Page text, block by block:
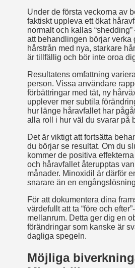
Under de första veckorna av
faktiskt uppleva ett ökat
normalt och kallas
att behandlingen börjar verka
hårstrån med nya, starkare
är tillfällig och bör inte oroa
Resultatens omfattning
person. Vissa användare
förbättringar med tät, ny
upplever mer subtila
hur länge håravfallet har
alla roll i hur väl du svarar på
Det är viktigt att fortsätta
du börjar se resultat. Om du
kommer de positiva
och håravfallet återupptas
månader. Minoxidil är därför
snarare än en
För att dokumentera dina
värdefullt att ta “före och
mellanrum. Detta ger dig en
förändringar som kanske är
dagliga spegeln.
Möjliga